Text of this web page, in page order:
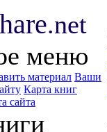
.net
меню
материал Ваши
Карта книг
сайта